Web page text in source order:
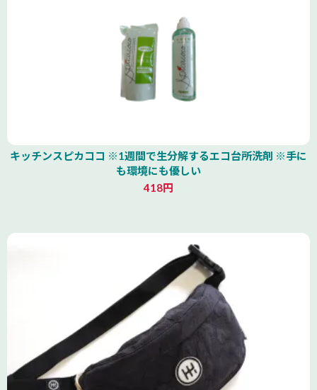
キッチンスピカココ ※1週間で生分解するエコ台所洗剤 ※手に
も環境にも優しい
418円